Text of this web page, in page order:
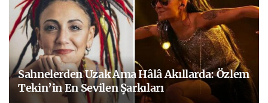
Sahnelerden Uzak Ama Hâlâ Akıllarda: Özlem
Tekin’in En Sevilen Şarkıları